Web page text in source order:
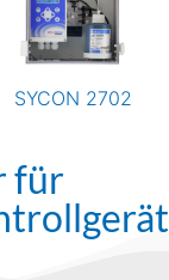
SYCON 2702
für